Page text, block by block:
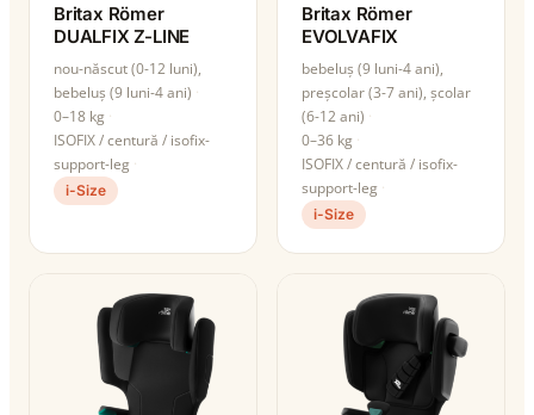
Britax Römer
DUALFIX Z-LINE
nou-născut (0-12 luni),
bebeluș (9 luni-4 ani)
0–18 kg
ISOFIX / centură / isofix-
support-leg
i-Size
Britax Römer
EVOLVAFIX
bebeluș (9 luni-4 ani),
preșcolar (3-7 ani), școlar
(6-12 ani)
0–36 kg
ISOFIX / centură / isofix-
support-leg
i-Size